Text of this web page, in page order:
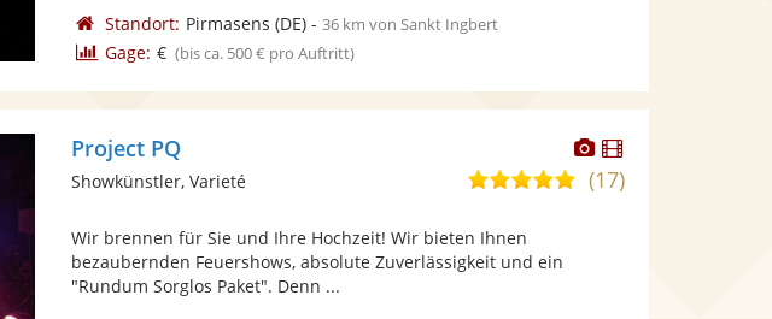
Standort: Pirmasens (DE)- 36 km von Sankt Ingbert
Gage: € (bis ca. 500 € pro Auftritt)
Dieser
Künstler
stellt
Dieser
Künstler
Project PQ
5,0(17)
Showkünstler, Varieté
Wir brennen für Sie und Ihre Hochzeit! Wir bieten Ihnen
bezaubernden Feuershows, absolute Zuverlässigkeit und ein
"Rundum Sorglos Paket". Denn ...